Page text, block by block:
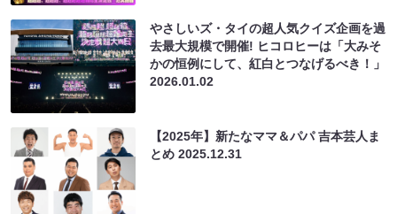
やさしいズ・タイの超人気クイズ企画を過
去最大規模で開催! ヒコロヒーは「大みそ
かの恒例にして、紅白とつなげるべき！」
2026.01.02
【2025年】新たなママ＆パパ 吉本芸人ま
とめ2025.12.31